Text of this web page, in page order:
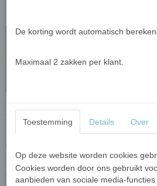
The Clam
€ 24,95
Clam
De korting wordt automatisch
Maximaal 2 zakken per klant.
Toestemming Details Over
Op deze website worden cookies
Cookies worden door ons gebruikt
aanbieden van sociale media-